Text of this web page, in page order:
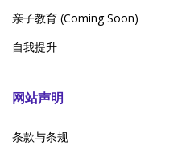
亲子教育 (Coming Soon)
自我提升
网站声明
条款与条规